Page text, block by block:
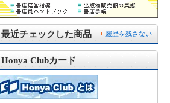
履歴を残さない
最近チェックした商品
Honya Clubカード